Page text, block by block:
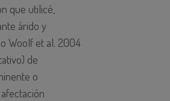
que utilicé,
árido y
Woolf et al. 2004
de
o